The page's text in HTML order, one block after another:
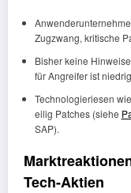
Zugzwang, kritische
Bisher keine
für Angreifer ist
Technologieriesen
eilig Patches (siehe
SAP).
Tech-Aktien